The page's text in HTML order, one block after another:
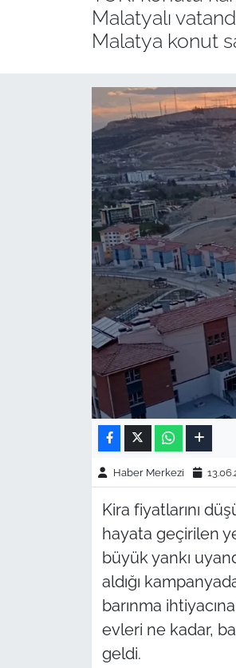
Malatyalı
Malatya konut
Haber Merkezi
Kira fiyatlarını
hayata geçirilen
büyük yankı
aldığı
barınma
evleri ne kadar,
geldi.